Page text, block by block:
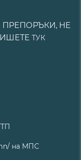
НЕ
ТУК
на МПС